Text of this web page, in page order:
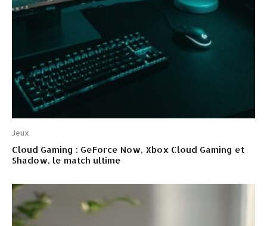
Jeux
Cloud Gaming : GeForce Now, Xbox Cloud Gaming et
Shadow, le match ultime